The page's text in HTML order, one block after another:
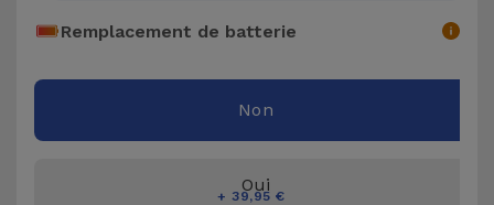
Accessoires
Mobilité,
Remplacement de batterie
Non
Oui
+ 39,95 €